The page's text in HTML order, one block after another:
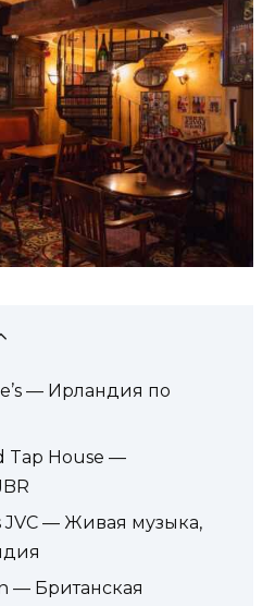
— Ирландия по
Tap House —
JVC — Живая музыка,
— Британская